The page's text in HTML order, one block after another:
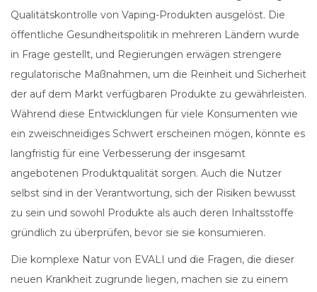
Qualitätskontrolle von Vaping-Produkten ausgelöst. Die
öffentliche Gesundheitspolitik in mehreren Ländern wurde
in Frage gestellt, und Regierungen erwägen strengere
regulatorische Maßnahmen, um die Reinheit und Sicherheit
der auf dem Markt verfügbaren Produkte zu gewährleisten.
Während diese Entwicklungen für viele Konsumenten wie
ein zweischneidiges Schwert erscheinen mögen, könnte es
langfristig für eine Verbesserung der insgesamt
angebotenen Produktqualität sorgen. Auch die Nutzer
selbst sind in der Verantwortung, sich der Risiken bewusst
zu sein und sowohl Produkte als auch deren Inhaltsstoffe
gründlich zu überprüfen, bevor sie sie konsumieren.
Die komplexe Natur von EVALI und die Fragen, die dieser
neuen Krankheit zugrunde liegen, machen sie zu einem